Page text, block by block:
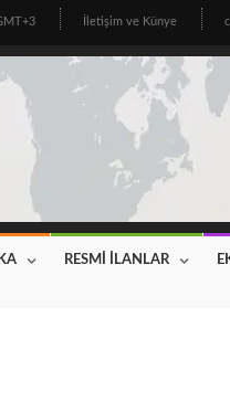
İletişim ve Künye
RESMİ İLANLAR
BEKLEDİĞİ HABER